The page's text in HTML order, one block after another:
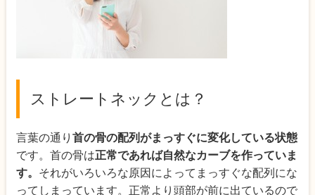
ストレートネックとは？
言葉の通り首の骨の配列がまっすぐに変化している状態
です。首の骨は正常であれば自然なカーブを作っていま
す。 それがいろいろな原因によってまっすぐな配列にな
ってしまっています。正常より頭部が前に出ているので